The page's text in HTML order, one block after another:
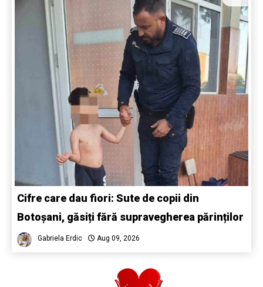
Cifre care dau fiori: Sute de copii din
Botoșani, găsiți fără supravegherea părinților
Gabriela Erdic Aug 09, 2026